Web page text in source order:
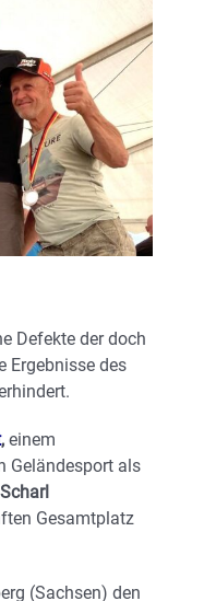
Defekte der doch
Ergebnisse des
, einem
Geländesport als
Gesamtplatz
(Sachsen) den